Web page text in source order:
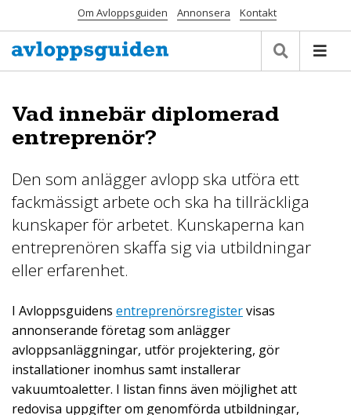
Om Avloppsguiden Annonsera Kontakt
Vad innebär diplomerad
entreprenör?
Den som anlägger avlopp ska utföra ett
fackmässigt arbete och ska ha tillräckliga
kunskaper för arbetet. Kunskaperna kan
entreprenören skaffa sig via utbildningar
eller erfarenhet.
I Avloppsguidens entreprenörsregistervisas
annonserande företag som anlägger
avloppsanläggningar, utför projektering, gör
installationer inomhus samt installerar
vakuumtoaletter. I listan finns även möjlighet att
redovisa uppgifter om genomförda utbildningar,